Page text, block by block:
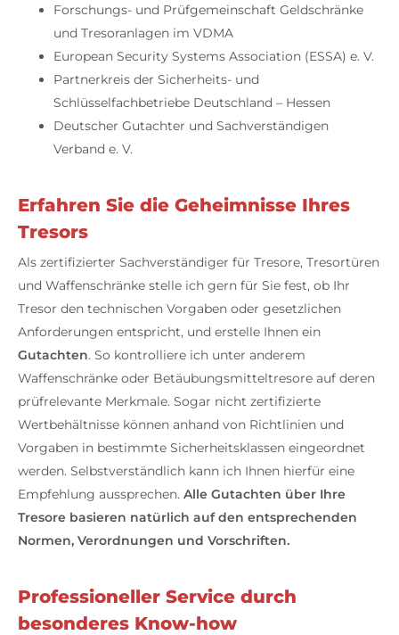
Forschungs- und Prüfgemeinschaft Geldschränke
und Tresoranlagen im VDMA
European Security Systems Association (ESSA) e. V.
Partnerkreis der Sicherheits- und
Schlüsselfachbetriebe Deutschland – Hessen
Deutscher Gutachter und Sachverständigen
Verband e. V.
Erfahren Sie die Geheimnisse Ihres
Tresors
Als zertifizierter Sachverständiger für Tresore, Tresortüren
und Waffenschränke stelle ich gern für Sie fest, ob Ihr
Tresor den technischen Vorgaben oder gesetzlichen
Anforderungen entspricht, und erstelle Ihnen ein
Gutachten. So kontrolliere ich unter anderem
Waffenschränke oder Betäubungsmitteltresore auf deren
prüfrelevante Merkmale. Sogar nicht zertifizierte
Wertbehältnisse können anhand von Richtlinien und
Vorgaben in bestimmte Sicherheitsklassen eingeordnet
werden. Selbstverständlich kann ich Ihnen hierfür eine
Empfehlung aussprechen. Alle Gutachten über Ihre
Tresore basieren natürlich auf den entsprechenden
Normen, Verordnungen und Vorschriften.
Professioneller Service durch
besonderes Know-how